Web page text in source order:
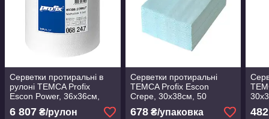
Серветки протиральні в
рулоні TEMCA Profix
Escon Power, 36х36см,
500 аркушів
6 807 ₴/рулон
Серветки протиральні
TEMCA Profix Escon
Crepe, 30х38см, 50
аркушів
678₴/упаковка 482